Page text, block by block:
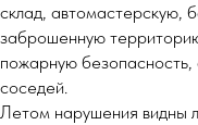
склад, автомастерскую,
заброшенную
пожарную
соседей.
Летом нарушения видны